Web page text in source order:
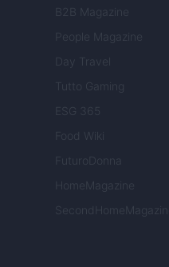
B2B Magazine
People Magazine
Day Travel
Tutto Gaming
ESG 365
Food Wiki
FuturoDonna
HomeMagazine
SecondHomeMagazine